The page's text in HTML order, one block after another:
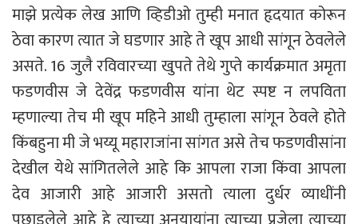
t
s
A
p
p
e
b
o
o
k
t
t
e
r
e
g
r
a
m
r
e
माझे प्रत्येक लेख आणि व्हिडीओ तुम्ही मनात हृदयात कोरून
ठेवा कारण त्यात जे घडणार आहे ते खूप आधी सांगून ठेवलेले
असते. 16 जुलै रविवारच्या खुपते तेथे गुप्ते कार्यक्रमात अमृता
फडणवीस जे देवेंद्र फडणवीस यांना थेट स्पष्ट न लपविता
म्हणाल्या तेच मी खूप महिने आधी तुम्हाला सांगून ठेवले होते
किंबहुना मी जे भय्यू महाराजांना सांगत असे तेच फडणवीसांना
देखील येथे सांगितलेले आहे कि आपला राजा किंवा आपला
देव आजारी आहे आजारी असतो त्याला दुर्धर व्याधींनी